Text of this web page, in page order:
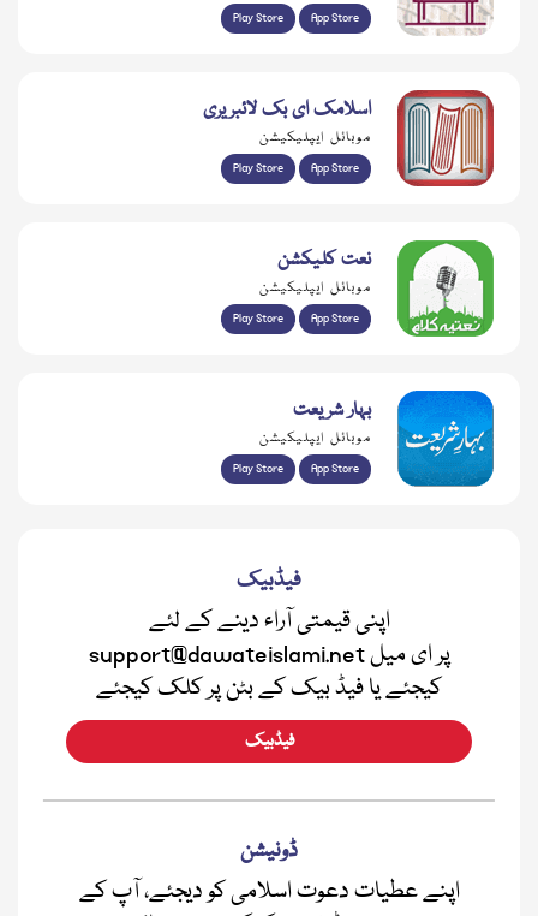
Play Store App Store
اسلامک ای بک لائبریری
موبائل ایپلیکیشن
Play Store App Store
نعت کلیکشن
موبائل ایپلیکیشن
Play Store App Store
بہار شریعت
موبائل ایپلیکیشن
Play Store App Store
فیڈبیک
اپنی قیمتی آراء دینے کے لئے
support@dawateislami.net پر ای میل
کیجئے یا فیڈ بیک کے بٹن پر کلک کیجئے
فیڈبیک
ڈونیشن
اپنے عطیات دعوت اسلامی کو دیجئے، آپ کے